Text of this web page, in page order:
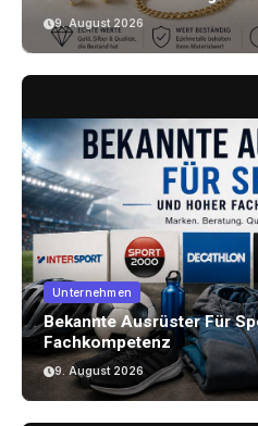
9. August 2026
Unternehmen
Bekannte Ausrüster Für
Fachkompetenz
9. August 2026